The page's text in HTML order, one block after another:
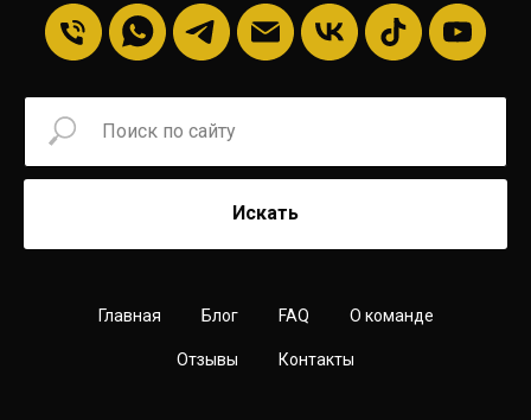
Искать
Главная Блог FAQ О команде
Отзывы Контакты